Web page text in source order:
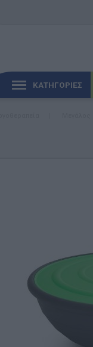
ΚΑΤΗΓΟΡΙΕΣ
Φυσικές Επιστήμες
Ανακαλύπτοντας το Χρόνο
ΠΑΖΛ & ΣΦΗΝΏΜΑΤΑ